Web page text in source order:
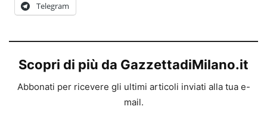
Telegram
Scopri di più da GazzettadiMilano.it
Abbonati per ricevere gli ultimi articoli inviati alla tua e-
mail.